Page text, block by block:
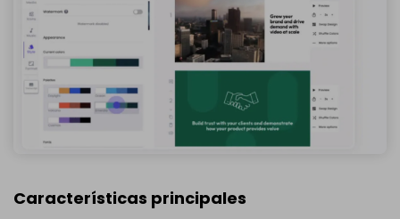
Características principales